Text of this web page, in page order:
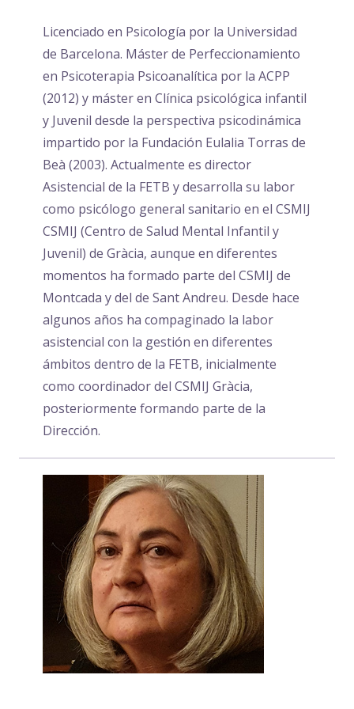
Licenciado en Psicología por la Universidad
de Barcelona. Máster de Perfeccionamiento
en Psicoterapia Psicoanalítica por la ACPP
(2012) y máster en Clínica psicológica infantil
y Juvenil desde la perspectiva psicodinámica
impartido por la Fundación Eulalia Torras de
Beà (2003). Actualmente es director
Asistencial de la FETB y desarrolla su labor
como psicólogo general sanitario en el CSMIJ
CSMIJ (Centro de Salud Mental Infantil y
Juvenil) de Gràcia, aunque en diferentes
momentos ha formado parte del CSMIJ de
Montcada y del de Sant Andreu. Desde hace
algunos años ha compaginado la labor
asistencial con la gestión en diferentes
ámbitos dentro de la FETB, inicialmente
como coordinador del CSMIJ Gràcia,
posteriormente formando parte de la
Dirección.